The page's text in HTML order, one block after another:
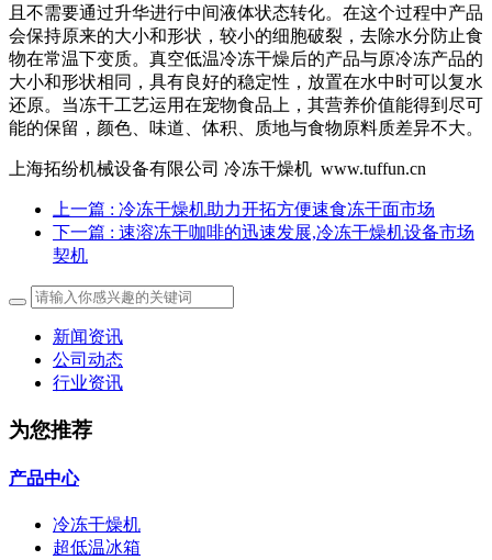
且不需要通过升华进行中间液体状态转化。在这个过程中产品
会保持原来的大小和形状，较小的细胞破裂，去除水分防止食
物在常温下变质。真空低温冷冻干燥后的产品与原冷冻产品的
大小和形状相同，具有良好的稳定性，放置在水中时可以复水
还原。当冻干工艺运用在宠物食品上，其营养价值能得到尽可
能的保留，颜色、味道、体积、质地与食物原料质差异不大。
上海拓纷机械设备有限公司 冷冻干燥机 www.tuffun.cn
上一篇 : 冷冻干燥机助力开拓方便速食冻干面市场
下一篇 : 速溶冻干咖啡的迅速发展,冷冻干燥机设备市场
契机
新闻资讯
公司动态
行业资讯
为您推荐
产品中心
冷冻干燥机
超低温冰箱